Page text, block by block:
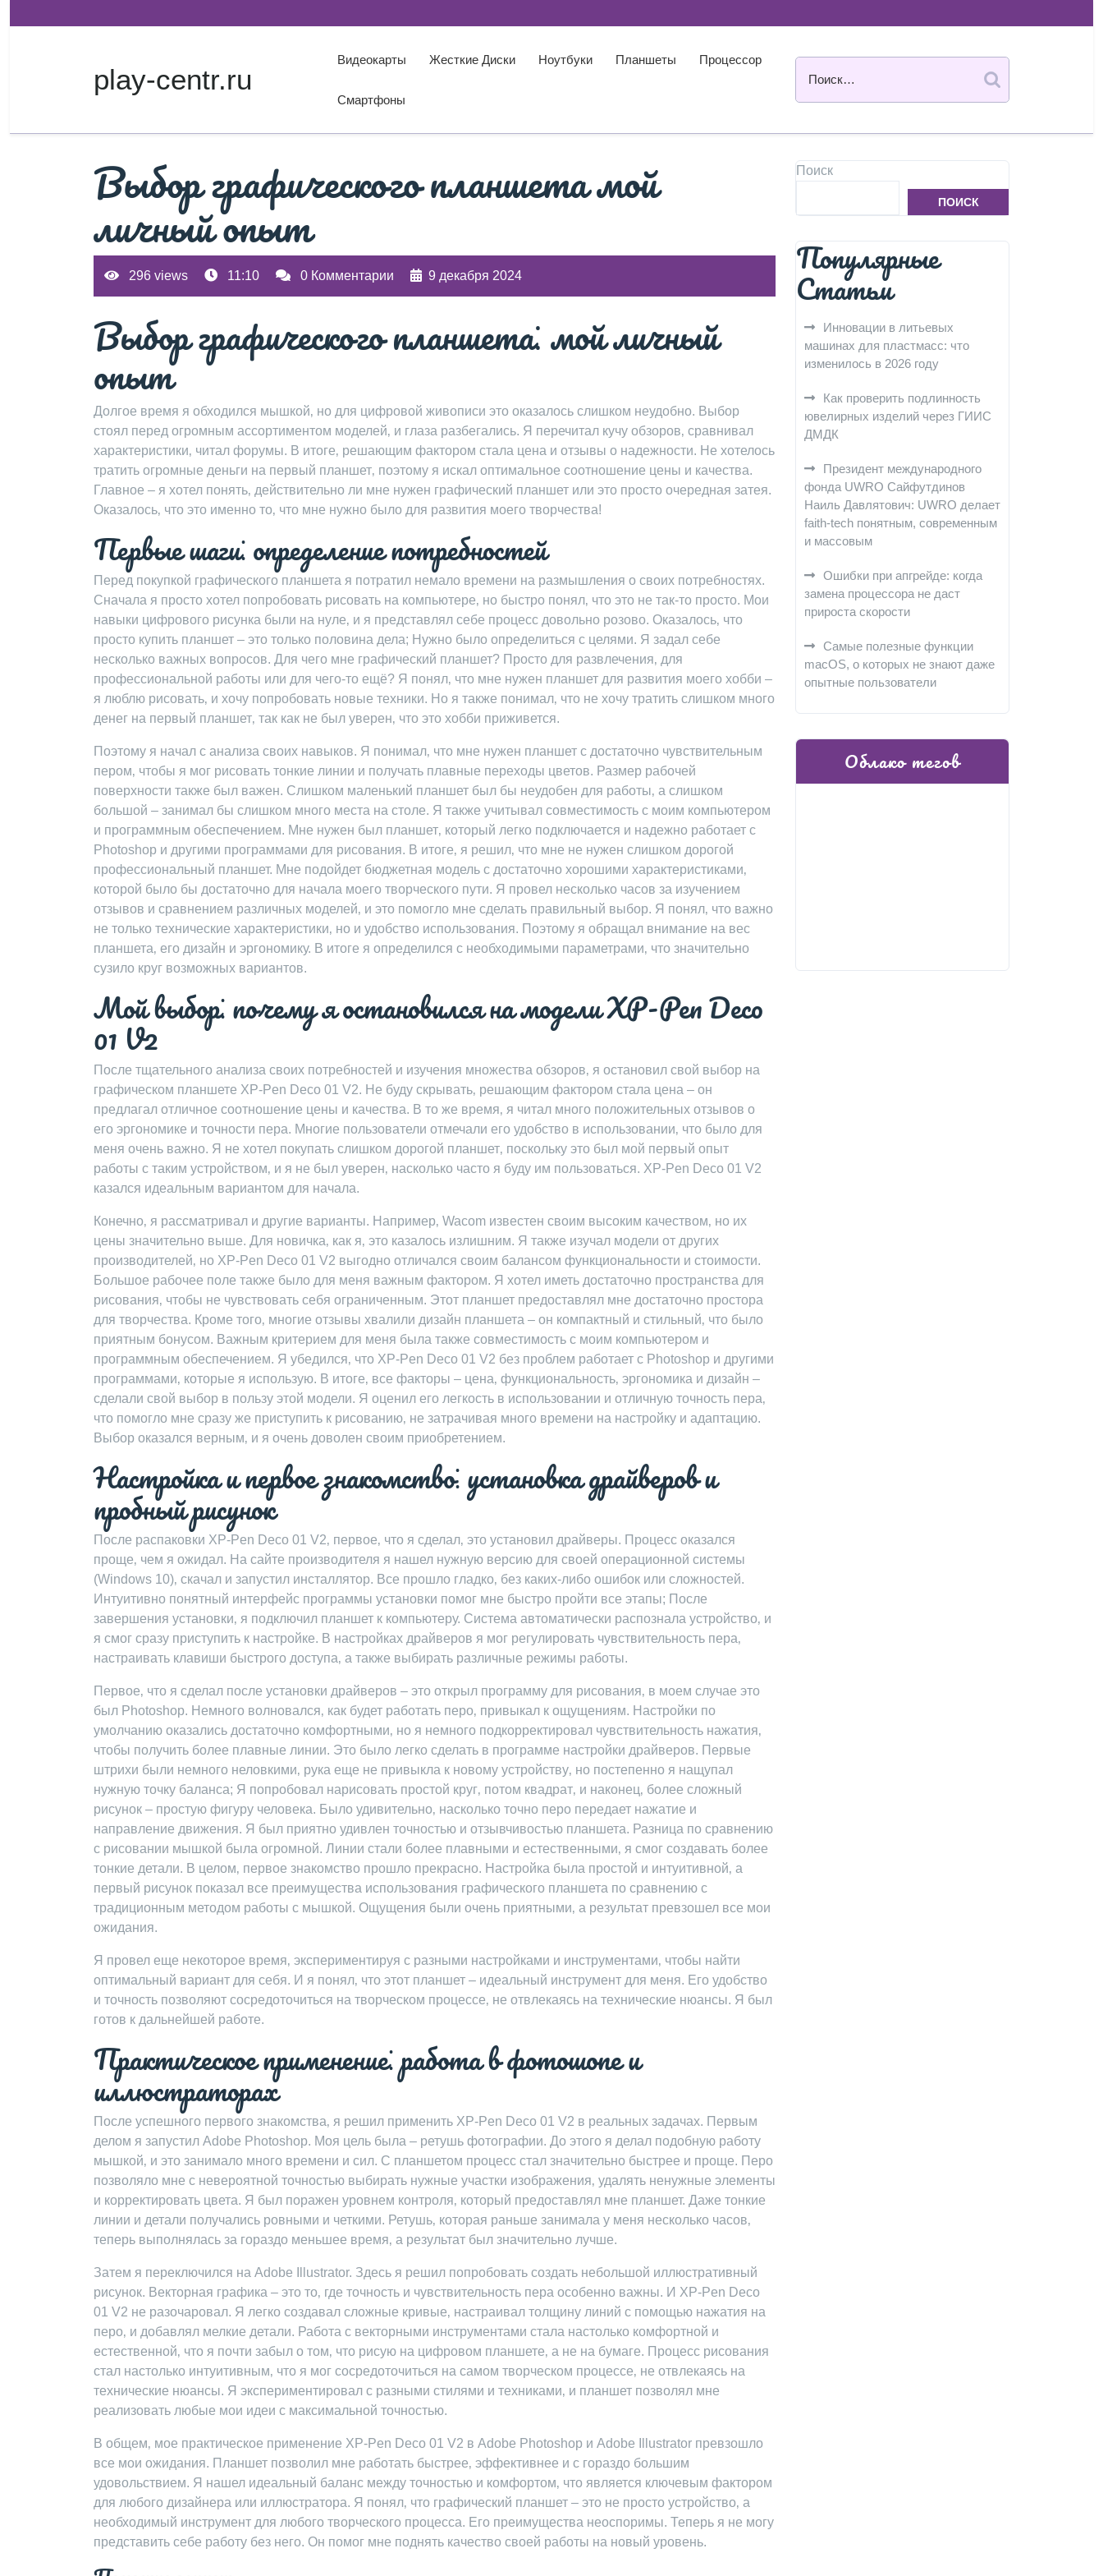
к
play-centr.ru
Видеокарты Жесткие Диски Ноутбуки Планшеты Процессор
Смартфоны
Выбор графического планшета мой
личный опыт
296 views 11:10 0 Комментарии 9 декабря 2024
Выбор графического планшета⁚ мой личный
опыт
Долгое время я обходился мышкой‚ но для цифровой живописи это оказалось слишком неудобно. Выбор
стоял перед огромным ассортиментом моделей‚ и глаза разбегались. Я перечитал кучу обзоров‚ сравнивал
характеристики‚ читал форумы. В итоге‚ решающим фактором стала цена и отзывы о надежности. Не хотелось
тратить огромные деньги на первый планшет‚ поэтому я искал оптимальное соотношение цены и качества.
Главное – я хотел понять‚ действительно ли мне нужен графический планшет или это просто очередная затея.
Оказалось‚ что это именно то‚ что мне нужно было для развития моего творчества!
Первые шаги⁚ определение потребностей
Перед покупкой графического планшета я потратил немало времени на размышления о своих потребностях.
Сначала я просто хотел попробовать рисовать на компьютере‚ но быстро понял‚ что это не так-то просто. Мои
навыки цифрового рисунка были на нуле‚ и я представлял себе процесс довольно розово. Оказалось‚ что
просто купить планшет – это только половина дела; Нужно было определиться с целями. Я задал себе
несколько важных вопросов. Для чего мне графический планшет? Просто для развлечения‚ для
профессиональной работы или для чего-то ещё? Я понял‚ что мне нужен планшет для развития моего хобби –
я люблю рисовать‚ и хочу попробовать новые техники. Но я также понимал‚ что не хочу тратить слишком много
денег на первый планшет‚ так как не был уверен‚ что это хобби приживется.
Поэтому я начал с анализа своих навыков. Я понимал‚ что мне нужен планшет с достаточно чувствительным
пером‚ чтобы я мог рисовать тонкие линии и получать плавные переходы цветов. Размер рабочей
поверхности также был важен. Слишком маленький планшет был бы неудобен для работы‚ а слишком
большой – занимал бы слишком много места на столе. Я также учитывал совместимость с моим компьютером
и программным обеспечением. Мне нужен был планшет‚ который легко подключается и надежно работает с
Photoshop и другими программами для рисования. В итоге‚ я решил‚ что мне не нужен слишком дорогой
профессиональный планшет. Мне подойдет бюджетная модель с достаточно хорошими характеристиками‚
которой было бы достаточно для начала моего творческого пути. Я провел несколько часов за изучением
отзывов и сравнением различных моделей‚ и это помогло мне сделать правильный выбор. Я понял‚ что важно
не только технические характеристики‚ но и удобство использования. Поэтому я обращал внимание на вес
планшета‚ его дизайн и эргономику. В итоге я определился с необходимыми параметрами‚ что значительно
сузило круг возможных вариантов.
Мой выбор⁚ почему я остановился на модели XP-Pen Deco
01 V2
После тщательного анализа своих потребностей и изучения множества обзоров‚ я остановил свой выбор на
графическом планшете XP-Pen Deco 01 V2. Не буду скрывать‚ решающим фактором стала цена – он
предлагал отличное соотношение цены и качества. В то же время‚ я читал много положительных отзывов о
его эргономике и точности пера. Многие пользователи отмечали его удобство в использовании‚ что было для
меня очень важно. Я не хотел покупать слишком дорогой планшет‚ поскольку это был мой первый опыт
работы с таким устройством‚ и я не был уверен‚ насколько часто я буду им пользоваться. XP-Pen Deco 01 V2
казался идеальным вариантом для начала.
Конечно‚ я рассматривал и другие варианты. Например‚ Wacom известен своим высоким качеством‚ но их
цены значительно выше. Для новичка‚ как я‚ это казалось излишним. Я также изучал модели от других
производителей‚ но XP-Pen Deco 01 V2 выгодно отличался своим балансом функциональности и стоимости.
Большое рабочее поле также было для меня важным фактором. Я хотел иметь достаточно пространства для
рисования‚ чтобы не чувствовать себя ограниченным. Этот планшет предоставлял мне достаточно простора
для творчества. Кроме того‚ многие отзывы хвалили дизайн планшета – он компактный и стильный‚ что было
приятным бонусом. Важным критерием для меня была также совместимость с моим компьютером и
программным обеспечением. Я убедился‚ что XP-Pen Deco 01 V2 без проблем работает с Photoshop и другими
программами‚ которые я использую. В итоге‚ все факторы – цена‚ функциональность‚ эргономика и дизайн –
сделали свой выбор в пользу этой модели. Я оценил его легкость в использовании и отличную точность пера‚
что помогло мне сразу же приступить к рисованию‚ не затрачивая много времени на настройку и адаптацию.
Выбор оказался верным‚ и я очень доволен своим приобретением.
Настройка и первое знакомство⁚ установка драйверов и
пробный рисунок
После распаковки XP-Pen Deco 01 V2‚ первое‚ что я сделал‚ это установил драйверы. Процесс оказался
проще‚ чем я ожидал. На сайте производителя я нашел нужную версию для своей операционной системы
(Windows 10)‚ скачал и запустил инсталлятор. Все прошло гладко‚ без каких-либо ошибок или сложностей.
Интуитивно понятный интерфейс программы установки помог мне быстро пройти все этапы; После
завершения установки‚ я подключил планшет к компьютеру. Система автоматически распознала устройство‚ и
я смог сразу приступить к настройке. В настройках драйверов я мог регулировать чувствительность пера‚
настраивать клавиши быстрого доступа‚ а также выбирать различные режимы работы.
Первое‚ что я сделал после установки драйверов – это открыл программу для рисования‚ в моем случае это
был Photoshop. Немного волновался‚ как будет работать перо‚ привыкал к ощущениям. Настройки по
умолчанию оказались достаточно комфортными‚ но я немного подкорректировал чувствительность нажатия‚
чтобы получить более плавные линии. Это было легко сделать в программе настройки драйверов. Первые
штрихи были немного неловкими‚ рука еще не привыкла к новому устройству‚ но постепенно я нащупал
нужную точку баланса; Я попробовал нарисовать простой круг‚ потом квадрат‚ и наконец‚ более сложный
рисунок – простую фигуру человека. Было удивительно‚ насколько точно перо передает нажатие и
направление движения. Я был приятно удивлен точностью и отзывчивостью планшета. Разница по сравнению
с рисовании мышкой была огромной. Линии стали более плавными и естественными‚ я смог создавать более
тонкие детали. В целом‚ первое знакомство прошло прекрасно. Настройка была простой и интуитивной‚ а
первый рисунок показал все преимущества использования графического планшета по сравнению с
традиционным методом работы с мышкой. Ощущения были очень приятными‚ а результат превзошел все мои
ожидания.
Я провел еще некоторое время‚ экспериментируя с разными настройками и инструментами‚ чтобы найти
оптимальный вариант для себя. И я понял‚ что этот планшет – идеальный инструмент для меня. Его удобство
и точность позволяют сосредоточиться на творческом процессе‚ не отвлекаясь на технические нюансы. Я был
готов к дальнейшей работе.
Практическое применение⁚ работа в фотошопе и
иллюстраторах
После успешного первого знакомства‚ я решил применить XP-Pen Deco 01 V2 в реальных задачах. Первым
делом я запустил Adobe Photoshop. Моя цель была – ретушь фотографии. До этого я делал подобную работу
мышкой‚ и это занимало много времени и сил. С планшетом процесс стал значительно быстрее и проще. Перо
позволяло мне с невероятной точностью выбирать нужные участки изображения‚ удалять ненужные элементы
и корректировать цвета. Я был поражен уровнем контроля‚ который предоставлял мне планшет. Даже тонкие
линии и детали получались ровными и четкими. Ретушь‚ которая раньше занимала у меня несколько часов‚
теперь выполнялась за гораздо меньшее время‚ а результат был значительно лучше.
Затем я переключился на Adobe Illustrator. Здесь я решил попробовать создать небольшой иллюстративный
рисунок. Векторная графика – это то‚ где точность и чувствительность пера особенно важны. И XP-Pen Deco
01 V2 не разочаровал. Я легко создавал сложные кривые‚ настраивал толщину линий с помощью нажатия на
перо‚ и добавлял мелкие детали. Работа с векторными инструментами стала настолько комфортной и
естественной‚ что я почти забыл о том‚ что рисую на цифровом планшете‚ а не на бумаге. Процесс рисования
стал настолько интуитивным‚ что я мог сосредоточиться на самом творческом процессе‚ не отвлекаясь на
технические нюансы. Я экспериментировал с разными стилями и техниками‚ и планшет позволял мне
реализовать любые мои идеи с максимальной точностью.
В общем‚ мое практическое применение XP-Pen Deco 01 V2 в Adobe Photoshop и Adobe Illustrator превзошло
все мои ожидания. Планшет позволил мне работать быстрее‚ эффективнее и с гораздо большим
удовольствием. Я нашел идеальный баланс между точностью и комфортом‚ что является ключевым фактором
для любого дизайнера или иллюстратора. Я понял‚ что графический планшет – это не просто устройство‚ а
необходимый инструмент для любого творческого процесса. Его преимущества неоспоримы. Теперь я не могу
представить себе работу без него. Он помог мне поднять качество своей работы на новый уровень.
Поиск
ПОИСК
Популярные
Статьи
Инновации в литьевых
машинах для пластмасс: что
изменилось в 2026 году
Как проверить подлинность
ювелирных изделий через ГИИС
ДМДК
Президент международного
фонда UWRO Сайфутдинов
Наиль Давлятович: UWRO делает
faith-tech понятным, современным
и массовым
Ошибки при апгрейде: когда
замена процессора не даст
прироста скорости
Самые полезные функции
macOS, о которых не знают даже
опытные пользователи
Облако тегов